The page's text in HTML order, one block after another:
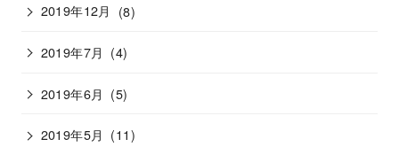
2019年12月 (8)
2019年7月 (4)
2019年6月 (5)
2019年5月 (11)